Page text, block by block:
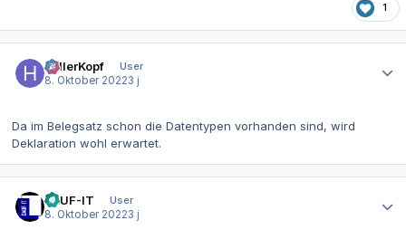
1
hellerKopf
User
8. Oktober 20223 j
Da im Belegsatz schon die Datentypen vorhanden sind, wird
Deklaration wohl erwartet.
DAUF-IT
User
8. Oktober 20223 j